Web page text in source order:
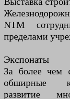
NTM
пределами
Экспонаты
За более чем
обширные
развитие